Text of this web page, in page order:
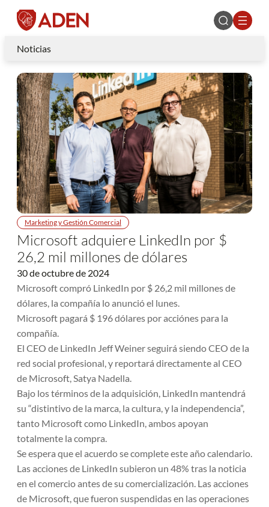
Noticias
Marketing y Gestión Comercial
Microsoft adquiere LinkedIn por $
26,2 mil millones de dólares
30 de octubre de 2024
Microsoft compró LinkedIn por $ 26,2 mil millones de
dólares, la compañía lo anunció el lunes.
Microsoft pagará $ 196 dólares por acciónes para la
compañía.
El CEO de LinkedIn Jeff Weiner seguirá siendo CEO de la
red social profesional, y reportará directamente al CEO
de Microsoft, Satya Nadella.
Bajo los términos de la adquisición, LinkedIn mantendrá
su “distintivo de la marca, la cultura, y la independencia”,
tanto Microsoft como LinkedIn, ambos apoyan
totalmente la compra.
Se espera que el acuerdo se complete este año calendario.
Las acciones de LinkedIn subieron un 48% tras la noticia
en el comercio antes de su comercialización. Las acciones
de Microsoft, que fueron suspendidas en las operaciones